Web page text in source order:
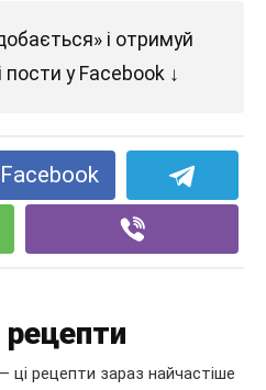
і отримуй
пости у Facebook ↓
рецепти зараз найчастіше